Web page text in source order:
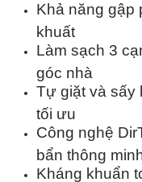
Khả năng gập
khuất
Làm sạch 3
góc nhà
Tự giặt và sấy
tối ưu
Công nghệ
bẩn thông
Kháng khuẩn